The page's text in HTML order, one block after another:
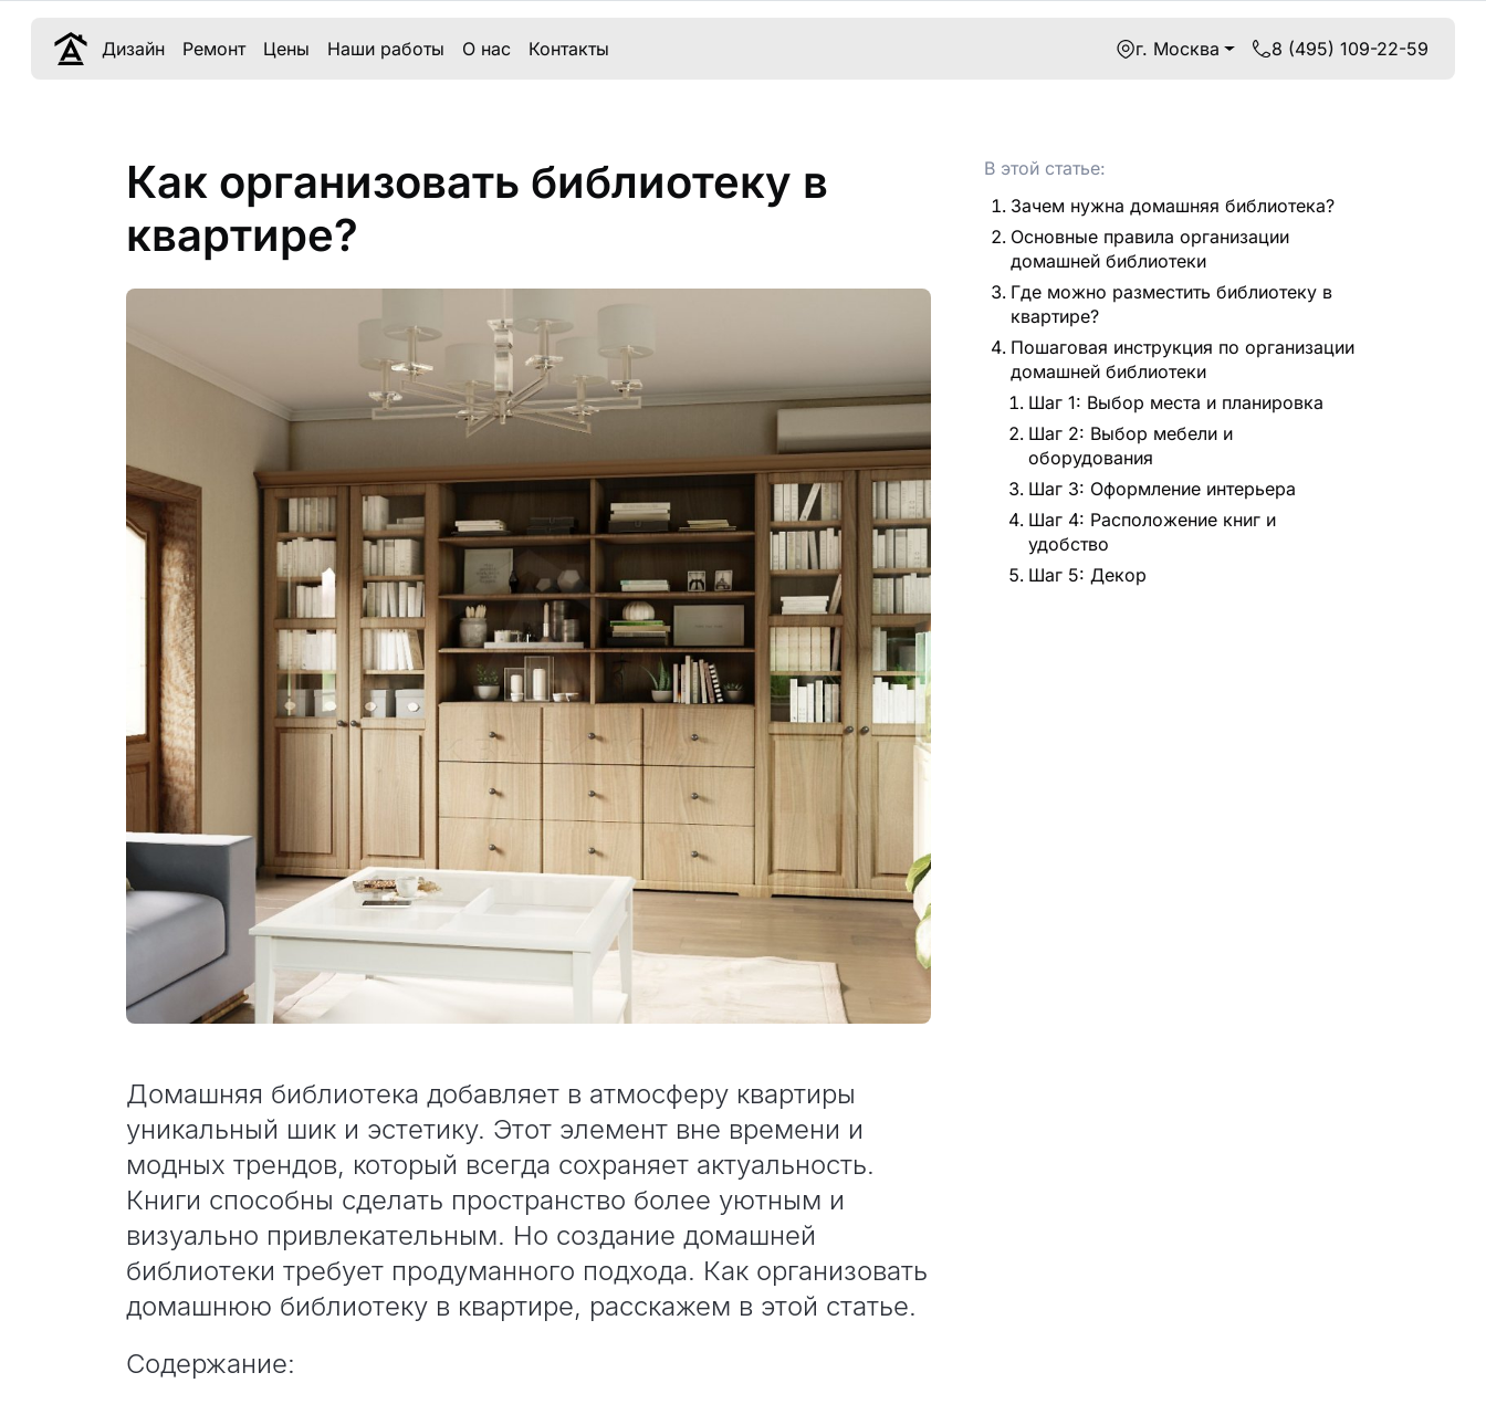
Дизайн Ремонт Цены Наши работы О нас Контакты г. Москва 8 (495) 109-22-59
Как организовать библиотеку в
квартире?
Домашняя библиотека добавляет в атмосферу квартиры
уникальный шик и эстетику. Этот элемент вне времени и
модных трендов, который всегда сохраняет актуальность.
Книги способны сделать пространство более уютным и
визуально привлекательным. Но создание домашней
библиотеки требует продуманного подхода. Как организовать
домашнюю библиотеку в квартире, расскажем в этой статье.
Содержание:
В этой статье:
Зачем нужна домашняя библиотека?
Основные правила организации
домашней библиотеки
Где можно разместить библиотеку в
квартире?
Пошаговая инструкция по организации
домашней библиотеки
Шаг 1: Выбор места и планировка
Шаг 2: Выбор мебели и
оборудования
Шаг 3: Оформление интерьера
Шаг 4: Расположение книг и
удобство
Шаг 5: Декор